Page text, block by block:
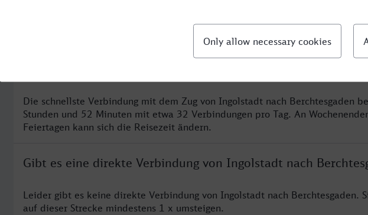
Die schnellste Verbindung mit dem Zug von Ingolstadt nach Berchtesgaden
Stunden und 52 Minuten mit etwa 32 Verbindungen pro Tag. An
Feiertagen kann sich die Reisezeit ändern.
Gibt es eine direkte Verbindung von Ingolstadt nach
Leider gibt es keine direkte Verbindung von Ingolstadt nach Berchtesgaden.
auf dieser Strecke mindestens 1 x umsteigen.